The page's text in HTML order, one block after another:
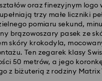
oraz finezyjnym logo
trzy małe liczniki
pomiaru sekund,
brązowoszary pasek ze
skóry krokodyla,
Ten zegarek klasy
50 metrów, a jego
z biżuterią z rodziny Matrix
do piątku do godziny
i wysłane tego samego
robocze po